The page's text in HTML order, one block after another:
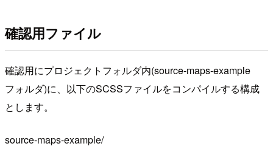
確認用ファイル
確認用にプロジェクトフォルダ内(source-maps-example
フォルダ)に、以下のSCSSファイルをコンパイルする構成
とします。
source-maps-example/